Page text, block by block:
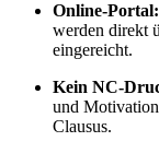
Online-Portal:
werden direkt
eingereicht.
Kein NC-
und
Clausus.